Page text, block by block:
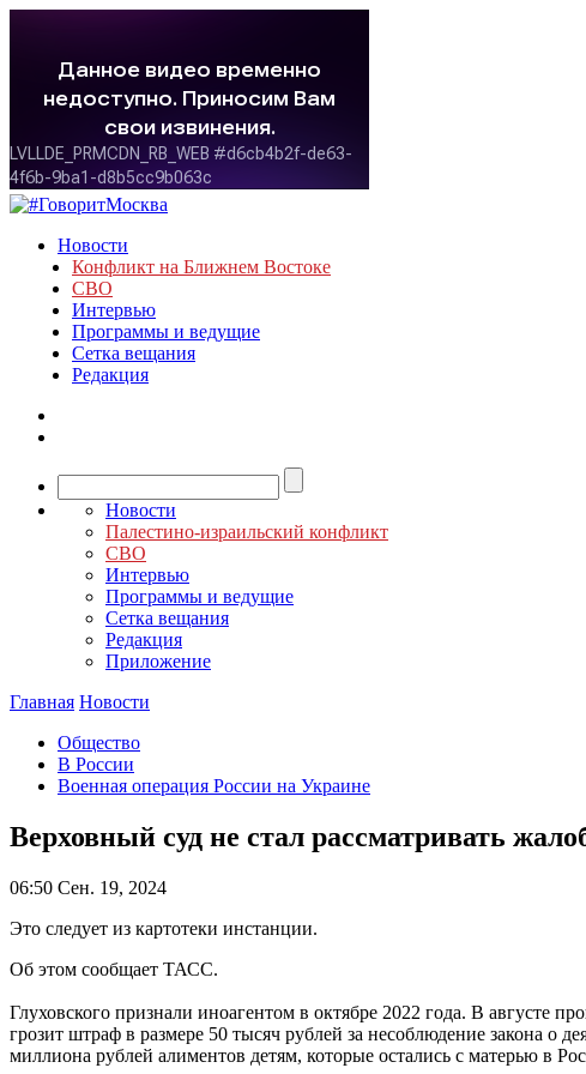
Новости
Конфликт на Ближнем Востоке
СВО
Интервью
Программы и ведущие
Сетка вещания
Редакция
Новости
Палестино-израильский конфликт
СВО
Интервью
Программы и ведущие
Сетка вещания
Редакция
Приложение
Главная Новости
Общество
В России
Военная операция России на Украине
Верховный суд не стал рассматривать
06:50 Сен. 19, 2024
Это следует из картотеки инстанции.
Об этом сообщает ТАСС.
Глуховского признали иноагентом в октябре 2022 года. В августе
грозит штраф в размере 50 тысяч рублей за несоблюдение закона о
миллиона рублей алиментов детям, которые остались с матерью в